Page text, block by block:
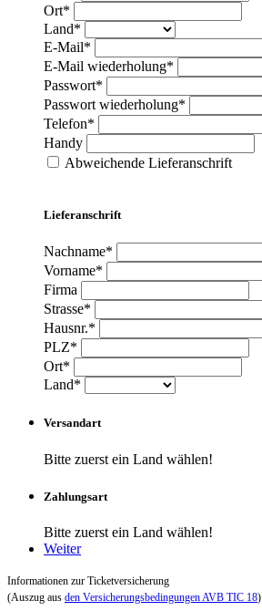
Ort*
Land*
E-Mail*
E-Mail wiederholung*
Passwort*
Passwort wiederholung*
Telefon*
Handy
Abweichende Lieferanschrift
Lieferanschrift
Nachname*
Vorname*
Firma
Strasse*
Hausnr.*
PLZ*
Ort*
Land*
Versandart
Bitte zuerst ein Land wählen!
Zahlungsart
Bitte zuerst ein Land wählen!
Weiter
Informationen zur Ticketversicherung
(Auszug aus den Versicherungsbedingungen AVB TIC 18)